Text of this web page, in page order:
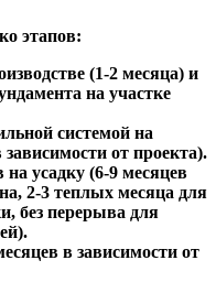
этапов:
(1-2 месяца) и
на участке
системой на
от проекта).
усадку (6-9 месяцев
2-3 теплых месяца для
без перерыва для
в зависимости от